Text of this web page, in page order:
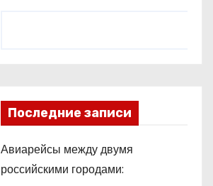
Последние записи
Авиарейсы между двумя
российскими городами: